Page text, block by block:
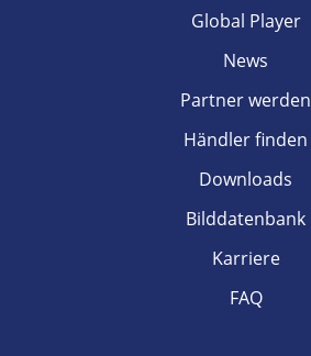
Global Player
News
Partner werden
Händler finden
Downloads
Bilddatenbank
Karriere
FAQ